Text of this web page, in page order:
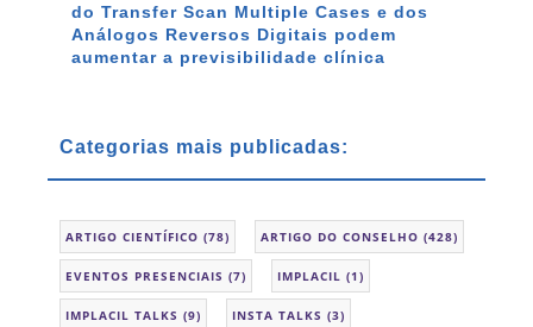
do Transfer Scan Multiple Cases e dos
Análogos Reversos Digitais podem
aumentar a previsibilidade clínica
Categorias mais publicadas:
ARTIGO CIENTÍFICO (78) ARTIGO DO CONSELHO (428)
EVENTOS PRESENCIAIS (7) IMPLACIL (1)
IMPLACIL TALKS (9) INSTA TALKS (3)